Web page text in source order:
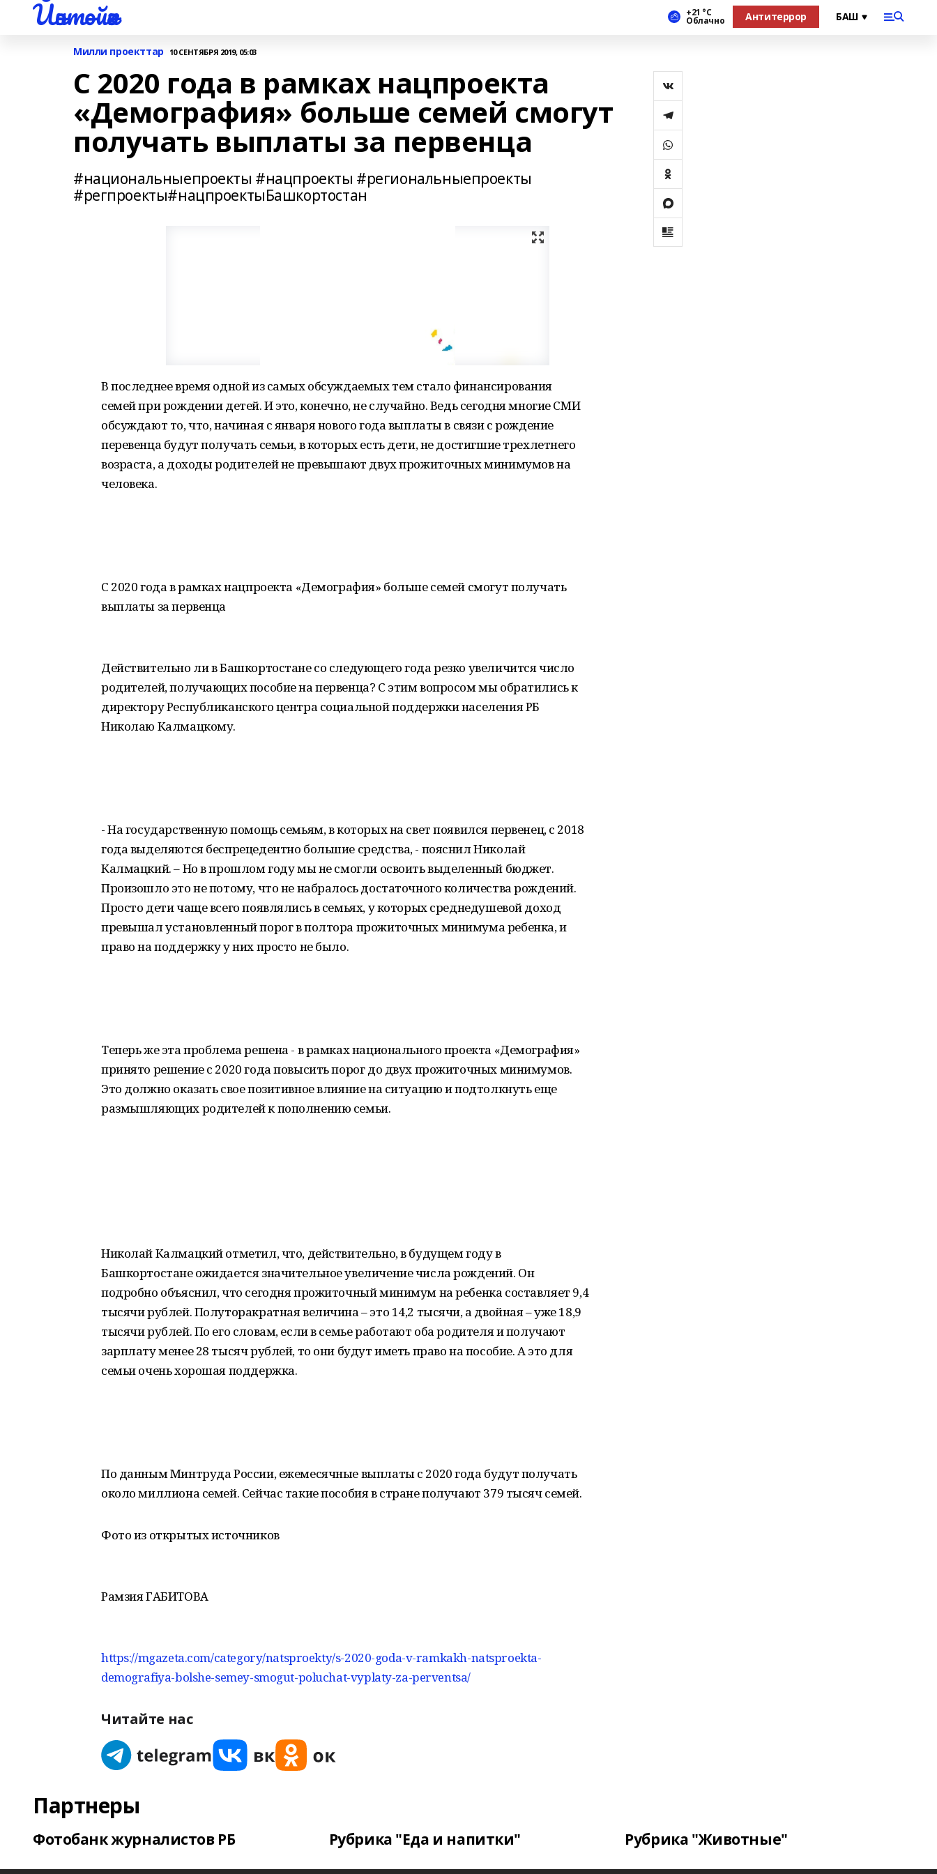
Йәнтөйәк +21 °С
Облачно Антитеррор
Милли проекттар 10 СЕНТЯБРЯ 2019, 05:03
С 2020 года в рамках нацпроекта
«Демография» больше семей смогут
получать выплаты за первенца
#национальныепроекты #нацпроекты #региональныепроекты
#регпроекты#нацпроектыБашкортостан
В последнее время одной из самых обсуждаемых тем стало финансирования
семей при рождении детей. И это, конечно, не случайно. Ведь сегодня многие СМИ
обсуждают то, что, начиная с января нового года выплаты в связи с рождение
перевенца будут получать семьи, в которых есть дети, не достигшие трехлетнего
возраста, а доходы родителей не превышают двух прожиточных минимумов на
человека.
С 2020 года в рамках нацпроекта «Демография» больше семей смогут получать
выплаты за первенца
Действительно ли в Башкортостане со следующего года резко увеличится число
родителей, получающих пособие на первенца? С этим вопросом мы обратились к
директору Республиканского центра социальной поддержки населения РБ
Николаю Калмацкому.
- На государственную помощь семьям, в которых на свет появился первенец, с 2018
года выделяются беспрецедентно большие средства, - пояснил Николай
Калмацкий. – Но в прошлом году мы не смогли освоить выделенный бюджет.
Произошло это не потому, что не набралось достаточного количества рождений.
Просто дети чаще всего появлялись в семьях, у которых среднедушевой доход
превышал установленный порог в полтора прожиточных минимума ребенка, и
право на поддержку у них просто не было.
Теперь же эта проблема решена - в рамках национального проекта «Демография»
принято решение с 2020 года повысить порог до двух прожиточных минимумов.
Это должно оказать свое позитивное влияние на ситуацию и подтолкнуть еще
размышляющих родителей к пополнению семьи.
Николай Калмацкий отметил, что, действительно, в будущем году в
Башкортостане ожидается значительное увеличение числа рождений. Он
подробно объяснил, что сегодня прожиточный минимум на ребенка составляет 9,4
тысячи рублей. Полуторакратная величина – это 14,2 тысячи, а двойная – уже 18,9
тысячи рублей. По его словам, если в семье работают оба родителя и получают
зарплату менее 28 тысяч рублей, то они будут иметь право на пособие. А это для
семьи очень хорошая поддержка.
По данным Минтруда России, ежемесячные выплаты с 2020 года будут получать
около миллиона семей. Сейчас такие пособия в стране получают 379 тысяч семей.
Фото из открытых источников
Рамзия ГАБИТОВА
https://mgazeta.com/category/natsproekty/s-2020-goda-v-ramkakh-natsproekta-
demografiya-bolshe-semey-smogut-poluchat-vyplaty-za-perventsa/
Читайте нас
Партнеры
Фотобанк журналистов РБ Рубрика "Еда и напитки" Рубрика "Животные"